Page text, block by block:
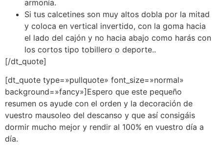
armonía.
Si tus calcetines son muy altos dobla por la mitad
y coloca en vertical invertido, con la goma hacia
el lado del cajón y no hacia abajo como harás con
los cortos tipo tobillero o deporte..
[/dt_quote]
[dt_quote type=»pullquote» font_size=»normal»
background=»fancy»]Espero que este pequeño
resumen os ayude con el orden y la decoración de
vuestro mausoleo del descanso y que así consigáis
dormir mucho mejor y rendir al 100% en vuestro día a
día.